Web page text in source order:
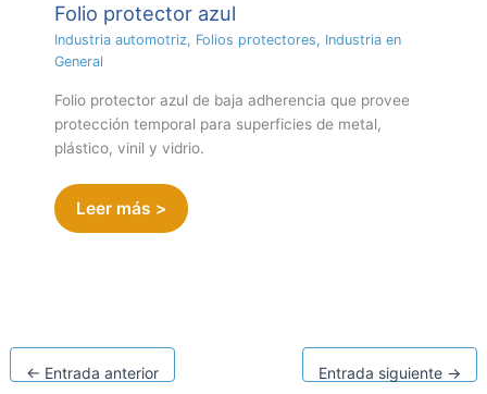
Folio protector azul
Industria automotriz, Folios protectores, Industria en
General
Folio protector azul de baja adherencia que provee
protección temporal para superficies de metal,
plástico, vinil y vidrio.
Leer más >
← Entrada anterior Entrada siguiente →